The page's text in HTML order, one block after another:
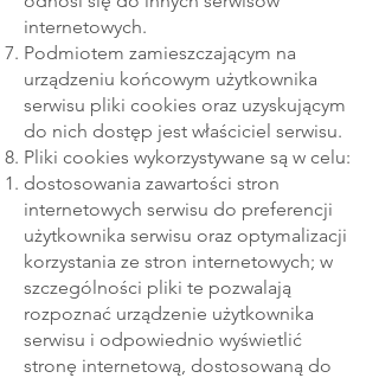
internetowych.
Podmiotem zamieszczającym na
urządzeniu końcowym użytkownika
serwisu pliki cookies oraz uzyskującym
do nich dostęp jest właściciel serwisu.
Pliki cookies wykorzystywane są w celu:
dostosowania zawartości stron
internetowych serwisu do preferencji
użytkownika serwisu oraz optymalizacji
korzystania ze stron internetowych; w
szczególności pliki te pozwalają
rozpoznać urządzenie użytkownika
serwisu i odpowiednio wyświetlić
stronę internetową, dostosowaną do